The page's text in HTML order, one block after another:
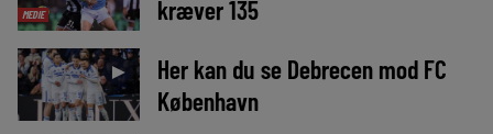
MEDIE
kræver 135
►
Her kan du se Debrecen mod FC
København